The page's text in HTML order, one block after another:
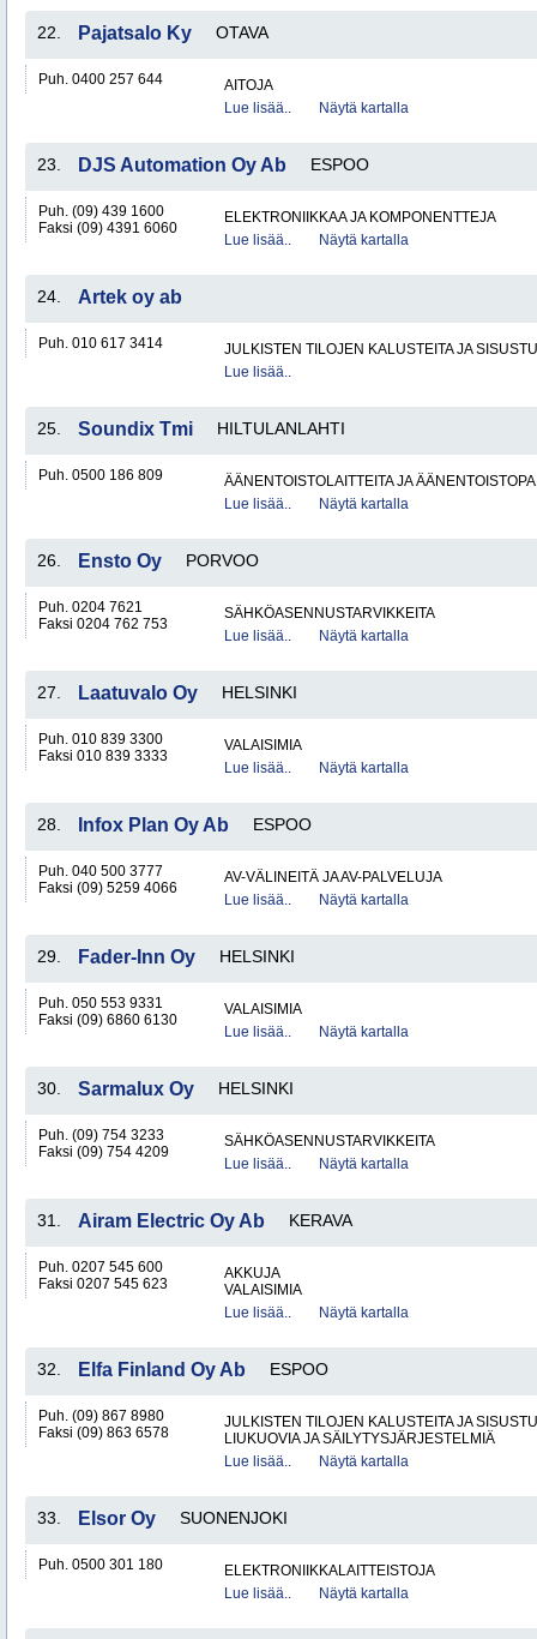
22. Pajatsalo Ky OTAVA
Puh. 0400 257 644
AITOJA
Lue lisää..
Näytä kartalla
23. DJS Automation Oy Ab ESPOO
Puh. (09) 439 1600
Faksi (09) 4391 6060
ELEKTRONIIKKAA JA KOMPONENTTEJA
Lue lisää..
Näytä kartalla
24. Artek oy ab
Puh. 010 617 3414
JULKISTEN TILOJEN KALUSTEITA JA
Lue lisää..
25. Soundix Tmi HILTULANLAHTI
Puh. 0500 186 809
ÄÄNENTOISTOLAITTEITA JA
Lue lisää..
Näytä kartalla
26. Ensto Oy PORVOO
Puh. 0204 7621
Faksi 0204 762 753
SÄHKÖASENNUSTARVIKKEITA
Lue lisää..
Näytä kartalla
27. Laatuvalo Oy HELSINKI
Puh. 010 839 3300
Faksi 010 839 3333
VALAISIMIA
Lue lisää..
Näytä kartalla
28. Infox Plan Oy Ab ESPOO
Puh. 040 500 3777
Faksi (09) 5259 4066
AV-VÄLINEITÄ JA AV-PALVELUJA
Lue lisää..
Näytä kartalla
29. Fader-Inn Oy HELSINKI
Puh. 050 553 9331
Faksi (09) 6860 6130
VALAISIMIA
Lue lisää..
Näytä kartalla
30. Sarmalux Oy HELSINKI
Puh. (09) 754 3233
Faksi (09) 754 4209
SÄHKÖASENNUSTARVIKKEITA
Lue lisää..
Näytä kartalla
31. Airam Electric Oy Ab KERAVA
Puh. 0207 545 600
Faksi 0207 545 623
AKKUJA
VALAISIMIA
Lue lisää..
Näytä kartalla
32. Elfa Finland Oy Ab ESPOO
Puh. (09) 867 8980
Faksi (09) 863 6578
JULKISTEN TILOJEN KALUSTEITA JA
LIUKUOVIA JA SÄILYTYSJÄRJESTELMIÄ
Lue lisää..
Näytä kartalla
33. Elsor Oy SUONENJOKI
Puh. 0500 301 180
ELEKTRONIIKKALAITTEISTOJA
Lue lisää..
Näytä kartalla